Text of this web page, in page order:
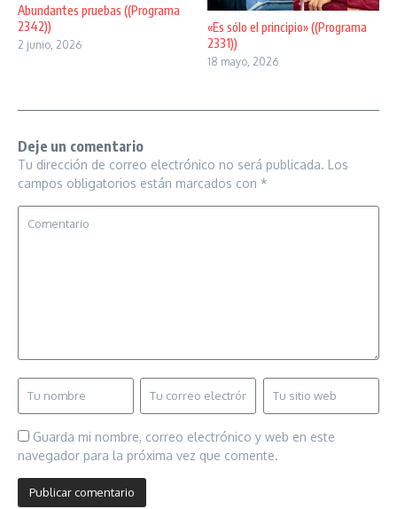
Abundantes pruebas ((Programa
2342))
2 junio, 2026
«Es sólo el principio» ((Programa
2331))
18 mayo, 2026
Deje un comentario
Tu dirección de correo electrónico no será publicada. Los
campos obligatorios están marcados con *
Guarda mi nombre, correo electrónico y web en este
navegador para la próxima vez que comente.